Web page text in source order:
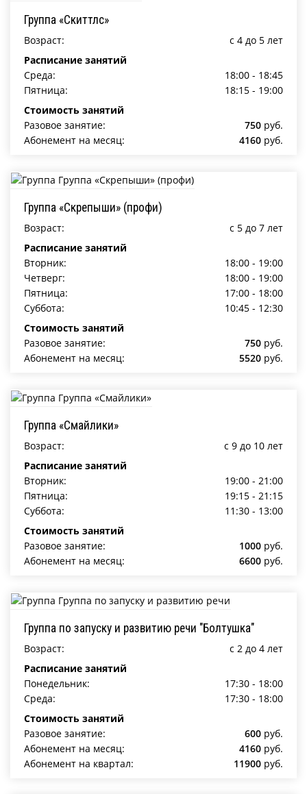
Группа «Скиттлс»
Возраст:
c 4 до 5 лет
Расписание занятий
Среда:
18:00 - 18:45
Пятница:
18:15 - 19:00
Стоимость занятий
Разовое занятие:
750 руб.
Абонемент на месяц:
4160 руб.
Группа «Скрепыши» (профи)
Возраст:
c 5 до 7 лет
Расписание занятий
Вторник:
18:00 - 19:00
Четверг:
18:00 - 19:00
Пятница:
17:00 - 18:00
Суббота:
10:45 - 12:30
Стоимость занятий
Разовое занятие:
750 руб.
Абонемент на месяц:
5520 руб.
Группа «Смайлики»
Возраст:
c 9 до 10 лет
Расписание занятий
Вторник:
19:00 - 21:00
Пятница:
19:15 - 21:15
Суббота:
11:30 - 13:00
Стоимость занятий
Разовое занятие:
1000 руб.
Абонемент на месяц:
6600 руб.
Группа по запуску и развитию речи "Болтушка"
Возраст:
c 2 до 4 лет
Расписание занятий
Понедельник:
17:30 - 18:00
Среда:
17:30 - 18:00
Стоимость занятий
Разовое занятие:
600 руб.
Абонемент на месяц:
4160 руб.
Абонемент на квартал:
11900 руб.